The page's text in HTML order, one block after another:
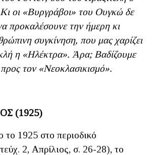
οι «Βυργράβοι» του Ουγκώ δε
προκαλέσουνε την ήμερη κι
συγκίνηση, που μας χαρίζει
η «Ηλέκτρα». Άρα; Βαδίζουμε
τον «Νεοκλασικισμό».
(1925)
το 1925 στο περιοδικό
2, Απρίλιος, σ. 26-28), το